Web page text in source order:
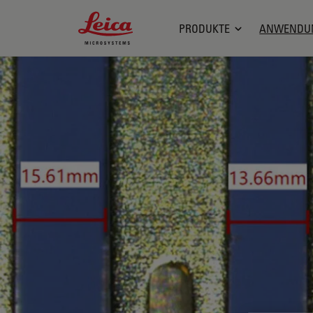
Leica Microsystems Logo
PRODUKTE